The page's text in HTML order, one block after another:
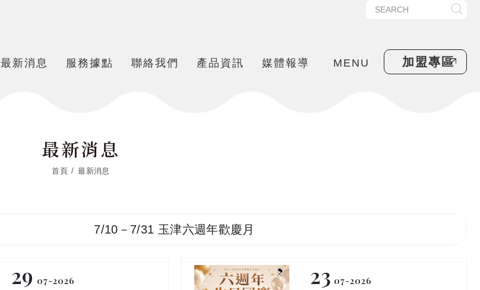
最新消息 服務據點 聯絡我們 產品資訊 媒體報導 MENU 加盟專區
最新消息
首頁 最新消息
7/10－7/31 玉津六週年歡慶月
29 07 2026
23 07 2026